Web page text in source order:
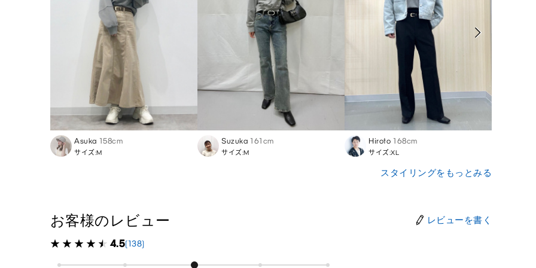
Asuka 158cm
サイズ:M
Suzuka 161cm
サイズ:M
Hiroto 168cm
サイズ:XL
スタイリングをもっとみる
お客様のレビュー レビューを書く
4.5(138)